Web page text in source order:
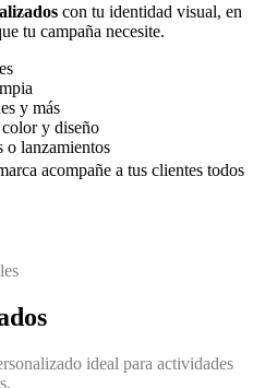
con tu identidad visual, en
tu campaña necesite.
y más
y diseño
o lanzamientos
acompañe a tus clientes todos